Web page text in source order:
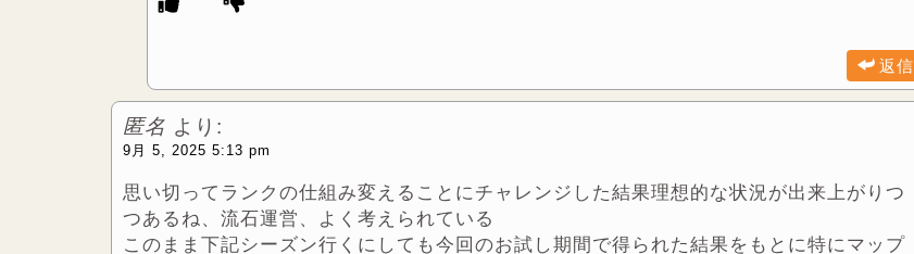
返信
匿名 より:
9月 5, 2025 5:13 pm
思い切ってランクの仕組み変えることにチャレンジした結果理想的な状況が出来上がりつ
つあるね、流石運営、よく考えられている
このまま下記シーズン行くにしても今回のお試し期間で得られた結果をもとに特にマップ